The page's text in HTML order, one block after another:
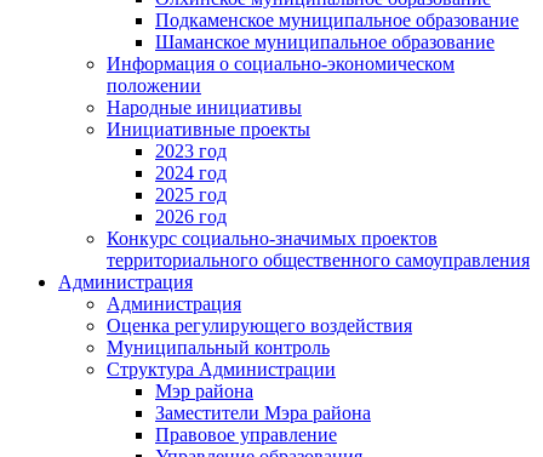
Подкаменское муниципальное образование
Шаманское муниципальное образование
Информация о социально-экономическом
положении
Народные инициативы
Инициативные проекты
2023 год
2024 год
2025 год
2026 год
Конкурс социально-значимых проектов
территориального общественного самоуправления
Администрация
Администрация
Оценка регулирующего воздействия
Муниципальный контроль
Структура Администрации
Мэр района
Заместители Мэра района
Правовое управление